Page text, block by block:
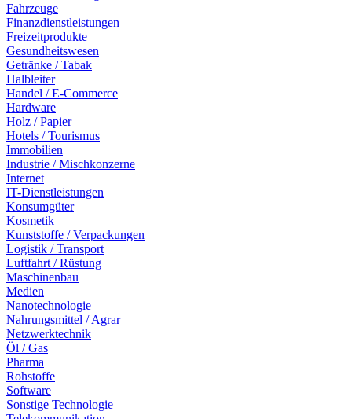
Fahrzeuge
Finanzdienstleistungen
Freizeitprodukte
Gesundheitswesen
Getränke / Tabak
Halbleiter
Handel / E-Commerce
Hardware
Holz / Papier
Hotels / Tourismus
Immobilien
Industrie / Mischkonzerne
Internet
IT-Dienstleistungen
Konsumgüter
Kosmetik
Kunststoffe / Verpackungen
Logistik / Transport
Luftfahrt / Rüstung
Maschinenbau
Medien
Nanotechnologie
Nahrungsmittel / Agrar
Netzwerktechnik
Öl / Gas
Pharma
Rohstoffe
Software
Sonstige Technologie